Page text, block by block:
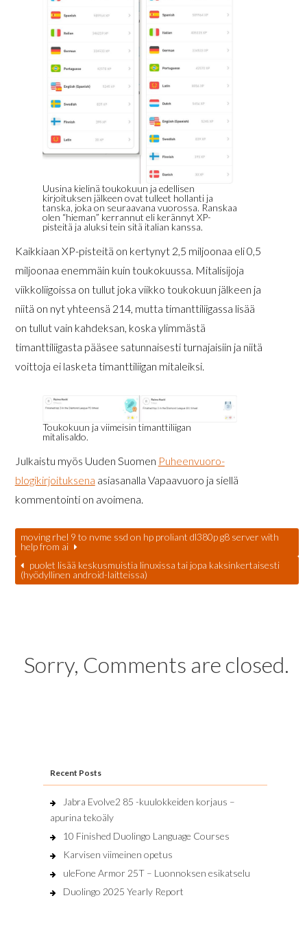
Uusina kielinä toukokuun ja edellisen
kirjoituksen jälkeen ovat tulleet hollanti ja
tanska, joka on seuraavana vuorossa. Ranskaa
olen “hieman” kerrannut eli kerännyt XP-
pisteitä ja aluksi tein sitä italian kanssa.
Kaikkiaan XP-pisteitä on kertynyt 2,5 miljoonaa eli 0,5
miljoonaa enemmäin kuin toukokuussa. Mitalisijoja
viikkoliigoissa on tullut joka viikko toukokuun jälkeen ja
niitä on nyt yhteensä 214, mutta timanttiliigassa lisää
on tullut vain kahdeksan, koska ylimmästä
timanttiliigasta pääsee satunnaisesti turnajaisiin ja niitä
voittoja ei lasketa timanttiliigan mitaleiksi.
Toukokuun ja viimeisin timanttiliigan
mitalisaldo.
Julkaistu myös Uuden Suomen Puheenvuoro-
blogikirjoituksena asiasanalla Vapaavuoro ja siellä
kommentointi on avoimena.
moving rhel 9 to nvme ssd on hp proliant dl380p g8 server with
help from ai
puolet lisää keskusmuistia linuxissa tai jopa kaksinkertaisesti
(hyödyllinen android-laitteissa)
Sorry, Comments are closed.
Recent Posts
Jabra Evolve2 85 -kuulokkeiden korjaus –
apurina tekoäly
10 Finished Duolingo Language Courses
Karvisen viimeinen opetus
uleFone Armor 25T – Luonnoksen esikatselu
Duolingo 2025 Yearly Report